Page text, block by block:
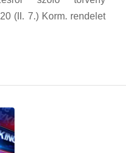
(II. 7.) Korm. rendelet